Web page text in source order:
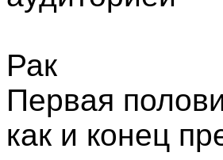
Рак
Первая
как и конец